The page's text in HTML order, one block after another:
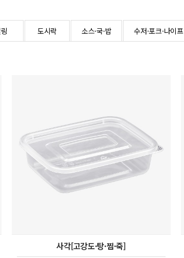
도시락 소스·국·밥 수저·포크·나이프
사각[고강도·탕·찜·죽]